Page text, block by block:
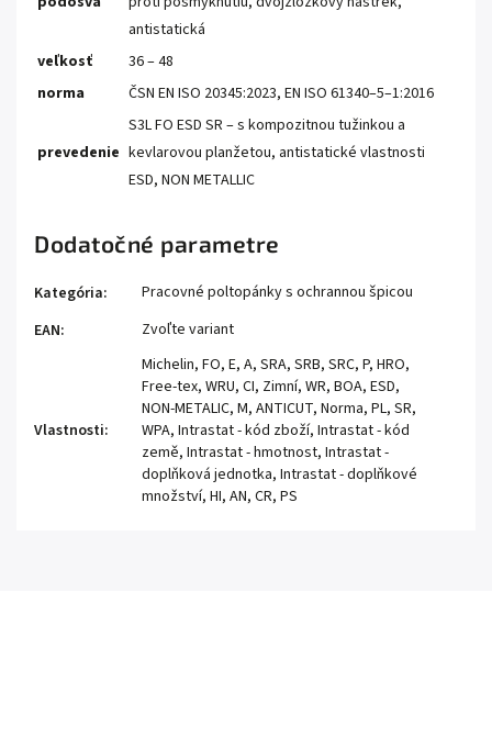
antistatická
veľkosť
36 – 48
norma
ČSN EN ISO 20345:2023, EN ISO 61340–5–1:2016
prevedenie
S3L FO ESD SR – s kompozitnou tužinkou a
kevlarovou planžetou, antistatické vlastnosti
ESD, NON METALLIC
Dodatočné parametre
Kategória:
Pracovné poltopánky s ochrannou špicou
EAN: Zvoľte variant
Vlastnosti:
Michelin, FO, E, A, SRA, SRB, SRC, P, HRO,
Free-tex, WRU, CI, Zimní, WR, BOA, ESD,
NON-METALIC, M, ANTICUT, Norma, PL, SR,
WPA, Intrastat - kód zboží, Intrastat - kód
země, Intrastat - hmotnost, Intrastat -
doplňková jednotka, Intrastat - doplňkové
množství, HI, AN, CR, PS